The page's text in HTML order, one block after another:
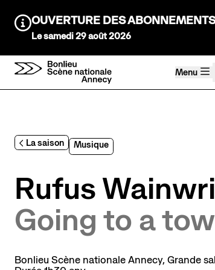
Information :
OUVERTURE DES
Le samedi 29 août 2026
Menu
La saison Musique
Rufus
Going to a
Bonlieu Scène nationale Annecy,Grande
Saisons